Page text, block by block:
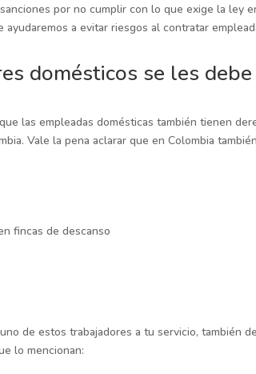
por no cumplir con lo que exige la ley
ayudaremos a evitar riesgos al contratar
domésticos se les
las empleadas domésticas también tienen
Vale la pena aclarar que en Colombia
fincas de descanso
de estos trabajadores a tu servicio, también
lo mencionan: